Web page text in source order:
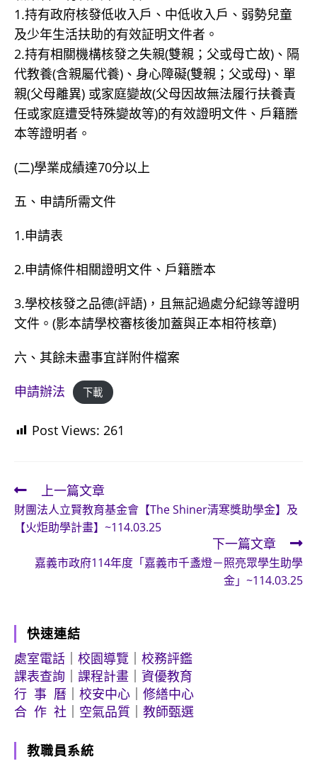
1.持有政府核發低收入戶、中低收入戶、弱勢兒童
及少年生活扶助的有效証明文件者。
2.持有相關機構核發之失親(雙親；父或母亡故)、隔
代教養(含親屬代養)、身心障礙(雙親；父或母)、單
親(父母離異) 或家庭變故(父母因故無法履行扶養責
任或家庭遭受特殊變故等)的有效證明文件、戶籍謄
本等證明者。
(二)學業成績達70分以上
五、申請所需文件
1.申請表
2.申請條件相關證明文件、戶籍謄本
3.學校核發之品德(評語)，且無記過處分紀錄等證明
文件。(影本請學校審核後加蓋與正本相符核章)
六、其餘未盡事宜詳附件檔案
申請辦法
下載
Post Views: 261
Read
more
articles
上一篇文章
財團法人立賢教育基金會【The Shiner清寒獎助學金】及
【火炬助學計畫】~114.03.25
下一篇文章
嘉義市政府114年度「嘉義市千盞燈－照亮眾學生助學
金」~114.03.25
快速連結
處室電話
校園導覽
校務評鑑
課表查詢
課程計畫
資優教育
行 事 曆
校安中心
修繕中心
合 作 社
空氣品質 教師甄選
教職員系統